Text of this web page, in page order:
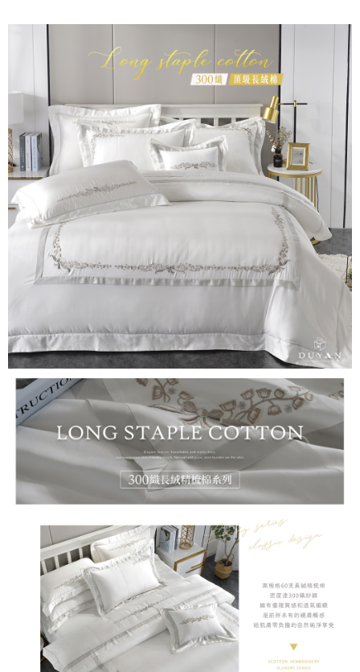
流程，驗證手機門號後，選擇欲分期的期數、繳款截止日，確認付款後即完
成交易。
3.實際核准額度、可分期數及費用金額請依後續交易確認頁面所載為準。
4.訂單成立30分鐘內，如未前往確認交易或遇審核未通過，訂單將自動取
消。如遇「轉專審核」未通過狀況，表示未達大哥付你分期系統評分，恕無
法說明評估內容。
【繳款方式說明】
1.分期款項不併入電信帳單，「大哥付你分期」於每月結算日後寄送繳費提
醒簡訊。
2.透過簡訊連結打開帳單後，可選擇「超商條碼／台灣大直營門市／銀行轉
帳／街口支付／iPASS MONEY」等通路繳費。
【注意事項】
1.本服務係由「台灣大哥大股份有限公司」（以下簡稱本公司）所提供，讓
用戶於交易時，得透過本服務購買商品或服務，並由商店將買賣／分期付款
買賣價金債權讓與本公司後，依約使用本公司帳單繳交帳款。
2.基於同意付款使用「大哥付你分期」之契約關係目的，商店將以您的個人
資料（包含姓名、電話或地址）提供予台灣大哥大進項蒐集、處理及利用，
由本公司與您本人進行分期帳單所需資料之確認、核對及更正。
https://oppay.tw/userRule
【關於「AFTEE先享後付」】
AFTEE先享後付是「在收到商品之後才付款」的支付方式。 讓您購物簡單
便利好安心！
１．簡單：不需註冊會員、不需綁卡、不需儲值。
２．便利：只要手機號碼，簡訊認證，即可結帳。
３．安心：先確認商品／服務後，再付款。
【「AFTEE先享後付」結帳流程】
１．於結帳方式選擇「AFTEE先享後付」後，將跳轉至「AFTEE先享後付」
結帳頁面，進行簡訊認證並確認金額後，即可完成結帳。
２．訂單成立數日內，您將收到繳費通知簡訊。
３．收到繳費通知簡訊後14天內，點擊此簡訊中的連結，可透過四大超商／
ATM／網路銀行／等多元方式進行付款，方視為交易完成。
※ 請注意：結帳手續完成當下不需立刻繳費，但若您需要取消訂單，請聯絡
購買商品的店家。未經商家同意取消之訂單仍視為有效，需透過AFTEE先享
後付繳納相關費用。
※ 交易是否成功請以「AFTEE先享後付 」之結帳頁面顯示為準，若有關於
是否繳費成功／繳費後需取消欲退款等相關疑問，請聯繫「AFTEE先享後付
https://netprotections.freshdesk.com/support/home
【注意事項】
１．透過由恩沛科技股份有限公司提供之「AFTEE先享後付」服務完成之交
易，需依本服務之必要範圍內提供個人資料，並將交易相關給付款項請求債
權轉讓予恩沛科技股份有限公司。
２．關於個人資料處理事宜，請瀏覽以下網址：
https://aftee.tw/terms/#terms3
３．未成年的使用者請事先徵得法定代理人或監護人之同意方可使用
「AFTEE先享後付」，若未經同意申辦者引起之損失，本公司不負相關責
任。
４．使用「AFTEE先享後付」時，將依據個別帳號之用戶狀況，依本公司即
時審查核予不同之上限額度；若仍有額度不足之情形，本公司將視審查結果
請求用戶進行身份認證。
恩沛科技股份有限公司將有權停止該用戶之使用額度並採取法律行動。
相關說明
「Hami Point」為中華電信所提供之點數服務，可於會員專區綁定中華電信
會員帳號後，即可在購物車使用 Hami Point 折抵消費金額 (1點等於1元)。
ATM付款
運送方式
全家取貨付款
每筆NT$60，滿NT$699(含以上)免運費
付款後全家取貨
每筆NT$60，滿NT$699(含以上)免運費
7-11取貨付款
付款後7-11取貨
每筆NT$60，滿NT$999(含以上)免運費
新竹貨運
每筆NT$80，滿NT$999(含以上)免運費